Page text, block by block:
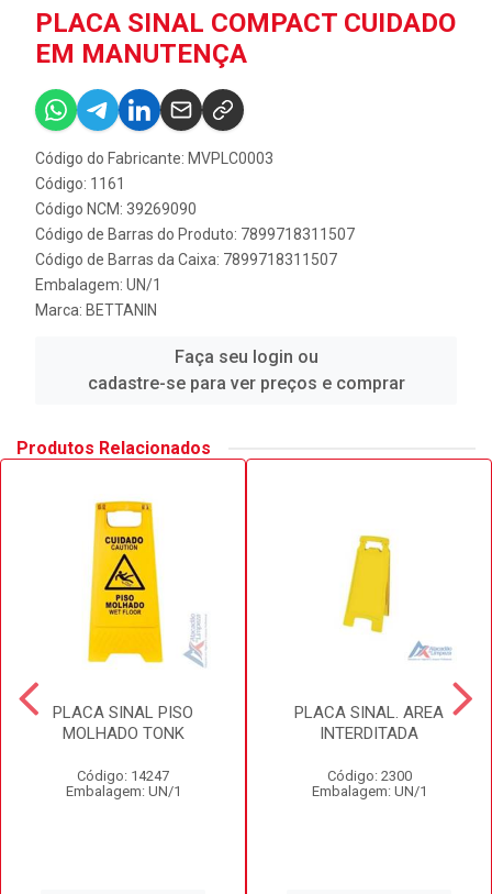
PLACA SINAL COMPACT CUIDADO
EM MANUTENÇA
Código do Fabricante: MVPLC0003
Código: 1161
Código NCM: 39269090
Código de Barras do Produto: 7899718311507
Código de Barras da Caixa: 7899718311507
Embalagem: UN/1
Marca: BETTANIN
Faça seu login ou
cadastre-se para ver preços e comprar
Produtos Relacionados
PLACA SINAL PISO
MOLHADO TONK
Código: 14247
Embalagem: UN/1
PLACA SINAL. AREA
INTERDITADA
Código: 2300
Embalagem: UN/1